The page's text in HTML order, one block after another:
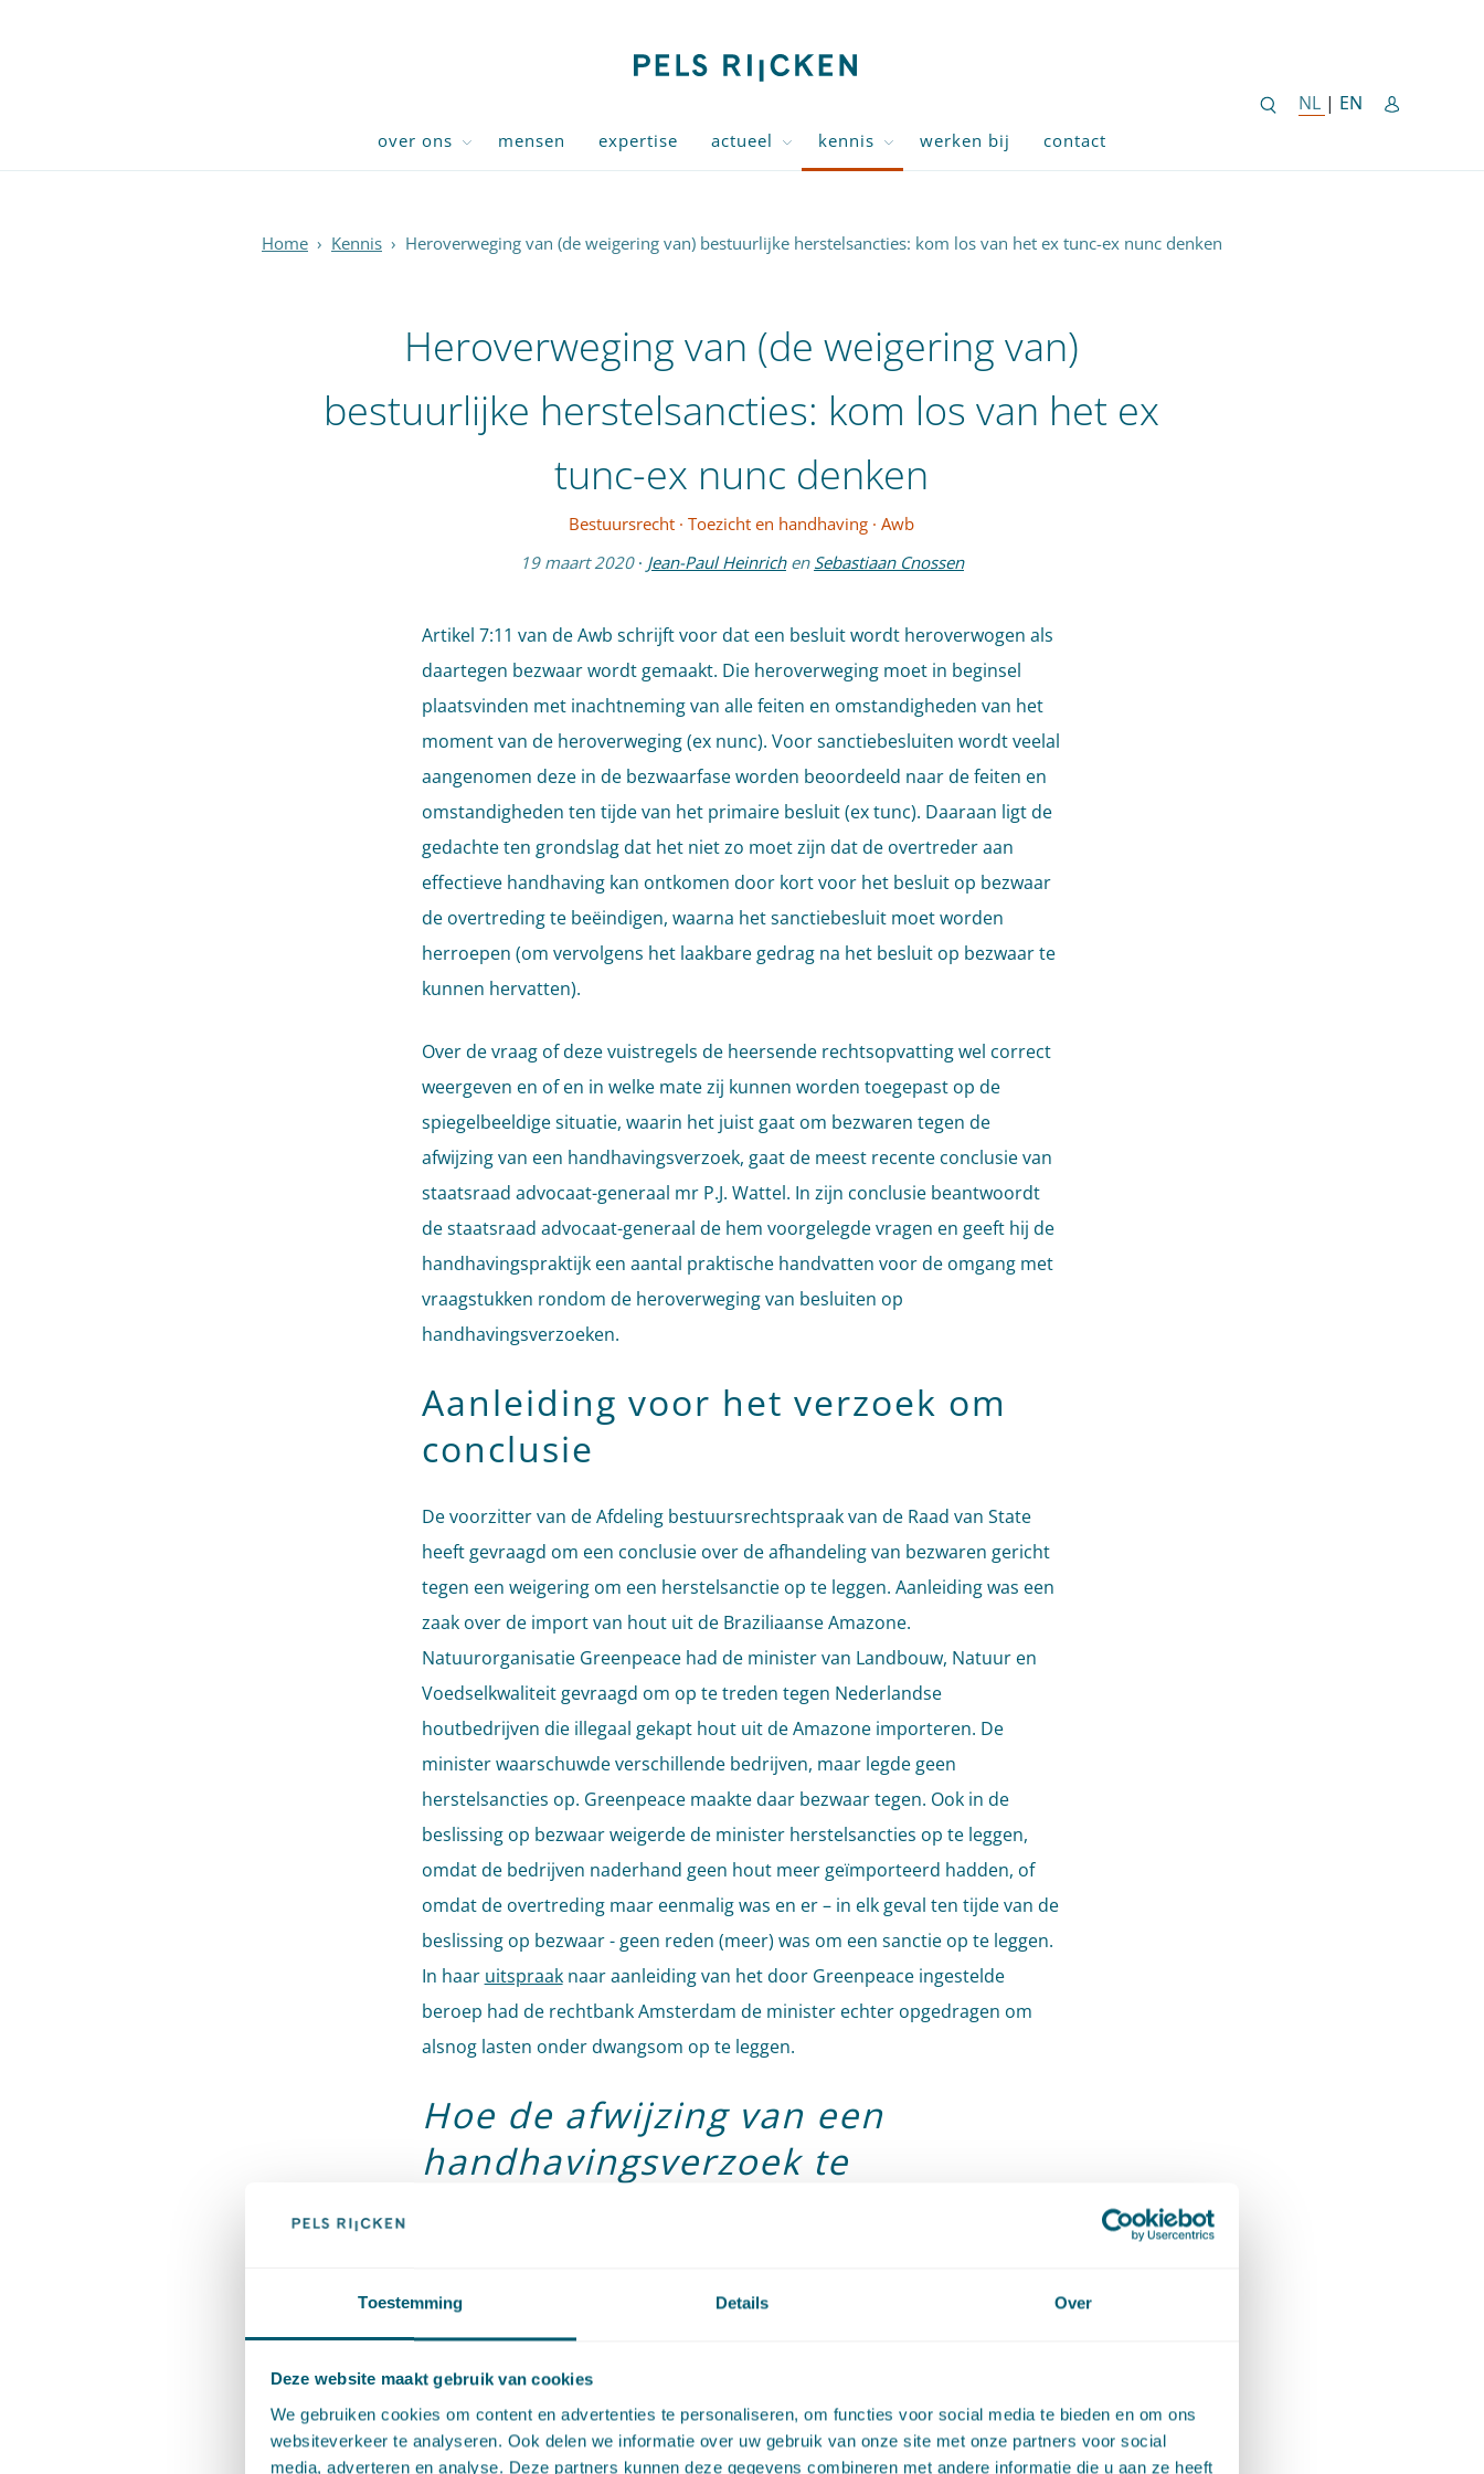
Toestemming Details Over
Deze website maakt gebruik van cookies
We gebruiken cookies om content en advertenties te personaliseren, om functies voor social media te bieden en om ons
websiteverkeer te analyseren. Ook delen we informatie over uw gebruik van onze site met onze partners voor social
media, adverteren en analyse. Deze partners kunnen deze gegevens combineren met andere informatie die u aan ze heeft
NL NEDERLANDSE
| EN ENGLISH
over ons mensen expertise actueel kennis werken bij contact
Home › Kennis › Heroverweging van (de weigering van) bestuurlijke herstelsancties: kom los van het ex tunc-ex nunc denken
Heroverweging van (de weigering van)
bestuurlijke herstelsancties: kom los van het ex
tunc-ex nunc denken
Bestuursrecht · Toezicht en handhaving · Awb
19 maart 2020 · Jean-Paul Heinrich en Sebastiaan Cnossen
Artikel 7:11 van de Awb schrijft voor dat een besluit wordt heroverwogen als
daartegen bezwaar wordt gemaakt. Die heroverweging moet in beginsel
plaatsvinden met inachtneming van alle feiten en omstandigheden van het
moment van de heroverweging (ex nunc). Voor sanctiebesluiten wordt veelal
aangenomen deze in de bezwaarfase worden beoordeeld naar de feiten en
omstandigheden ten tijde van het primaire besluit (ex tunc). Daaraan ligt de
gedachte ten grondslag dat het niet zo moet zijn dat de overtreder aan
effectieve handhaving kan ontkomen door kort voor het besluit op bezwaar
de overtreding te beëindigen, waarna het sanctiebesluit moet worden
herroepen (om vervolgens het laakbare gedrag na het besluit op bezwaar te
kunnen hervatten).
Over de vraag of deze vuistregels de heersende rechtsopvatting wel correct
weergeven en of en in welke mate zij kunnen worden toegepast op de
spiegelbeeldige situatie, waarin het juist gaat om bezwaren tegen de
afwijzing van een handhavingsverzoek, gaat de meest recente conclusie van
staatsraad advocaat-generaal mr P.J. Wattel. In zijn conclusie beantwoordt
de staatsraad advocaat-generaal de hem voorgelegde vragen en geeft hij de
handhavingspraktijk een aantal praktische handvatten voor de omgang met
vraagstukken rondom de heroverweging van besluiten op
handhavingsverzoeken.
Aanleiding voor het verzoek om
conclusie
De voorzitter van de Afdeling bestuursrechtspraak van de Raad van State
heeft gevraagd om een conclusie over de afhandeling van bezwaren gericht
tegen een weigering om een herstelsanctie op te leggen. Aanleiding was een
zaak over de import van hout uit de Braziliaanse Amazone.
Natuurorganisatie Greenpeace had de minister van Landbouw, Natuur en
Voedselkwaliteit gevraagd om op te treden tegen Nederlandse
houtbedrijven die illegaal gekapt hout uit de Amazone importeren. De
minister waarschuwde verschillende bedrijven, maar legde geen
herstelsancties op. Greenpeace maakte daar bezwaar tegen. Ook in de
beslissing op bezwaar weigerde de minister herstelsancties op te leggen,
omdat de bedrijven naderhand geen hout meer geïmporteerd hadden, of
omdat de overtreding maar eenmalig was en er – in elk geval ten tijde van de
beslissing op bezwaar - geen reden (meer) was om een sanctie op te leggen.
In haar uitspraaknaar aanleiding van het door Greenpeace ingestelde
beroep had de rechtbank Amsterdam de minister echter opgedragen om
alsnog lasten onder dwangsom op te leggen.
Hoe de afwijzing van een
handhavingsverzoek te
op de heroverweging in bezwaar van een besluit waarbij is geweigerd een
herstelsanctie op te leggen. Hoe moet die heroverweging plaatsvinden?
Welke feiten en omstandigheden zijn daarbij wel en niet relevant? Maakt het
uit dat het bestuursorgaan zich ten onrechte op het standpunt heeft gesteld
dat er geen overtreding was? Maakt het uit dat de overtreding na het